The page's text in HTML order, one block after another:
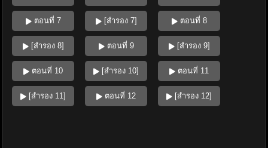
ตอนที่ 7 [สำรอง 7] ตอนที่ 8
[สำรอง 8] ตอนที่ 9 [สำรอง 9]
ตอนที่ 10 [สำรอง 10] ตอนที่ 11
[สำรอง 11] ตอนที่ 12 [สำรอง 12]